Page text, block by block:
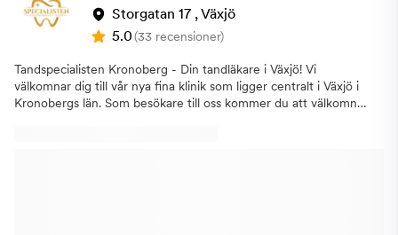
Storgatan 17 , Växjö
5.0(33 recensioner)
Tandspecialisten Kronoberg - Din tandläkare i Växjö! Vi
välkomnar dig till vår nya fina klinik som ligger centralt i Växjö i
Kronobergs län. Som besökare till oss kommer du att välkomnas